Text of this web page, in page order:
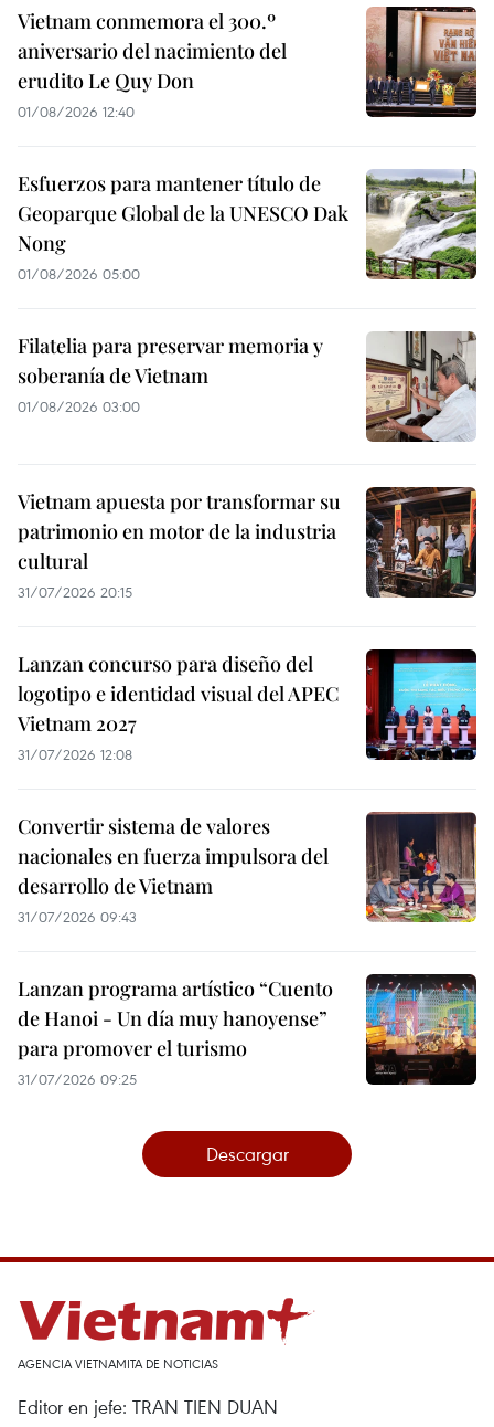
Vietnam conmemora el 300.º
aniversario del nacimiento del
erudito Le Quy Don
01/08/2026 12:40
Esfuerzos para mantener título de
Geoparque Global de la UNESCO Dak
Nong
01/08/2026 05:00
Filatelia para preservar memoria y
soberanía de Vietnam
01/08/2026 03:00
Vietnam apuesta por transformar su
patrimonio en motor de la industria
cultural
31/07/2026 20:15
Lanzan concurso para diseño del
logotipo e identidad visual del APEC
Vietnam 2027
31/07/2026 12:08
Convertir sistema de valores
nacionales en fuerza impulsora del
desarrollo de Vietnam
31/07/2026 09:43
Lanzan programa artístico “Cuento
de Hanoi - Un día muy hanoyense”
para promover el turismo
31/07/2026 09:25
Descargar
AGENCIA VIETNAMITA DE NOTICIAS
Editor en jefe: TRAN TIEN DUAN